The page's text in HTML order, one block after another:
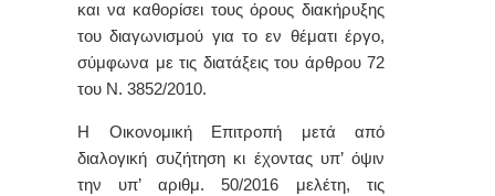
και να καθορίσει τους όρους διακήρυξης
του διαγωνισμού για το εν θέματι έργο,
σύμφωνα με τις διατάξεις του άρθρου 72
του Ν. 3852/2010.
Η Οικονομική Επιτροπή μετά από
διαλογική συζήτηση κι έχοντας υπ’ όψιν
την υπ’ αριθμ. 50/2016 μελέτη, τις